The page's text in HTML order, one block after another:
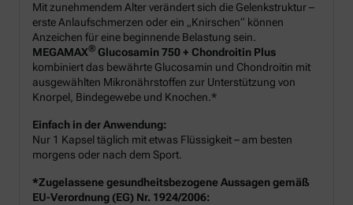
Mit zunehmendem Alter verändert sich die Gelenkstruktur –
erste Anlaufschmerzen oder ein „Knirschen“ können
Anzeichen für eine beginnende Belastung sein.
MEGAMAX® Glucosamin 750 + Chondroitin Plus
kombiniert das bewährte Glucosamin und Chondroitin mit
ausgewählten Mikronährstoffen zur Unterstützung von
Knorpel, Bindegewebe und Knochen.*
Einfach in der Anwendung:
Nur 1 Kapsel täglich mit etwas Flüssigkeit – am besten
morgens oder nach dem Sport.
*Zugelassene gesundheitsbezogene Aussagen gemäß
EU-Verordnung (EG) Nr. 1924/2006: